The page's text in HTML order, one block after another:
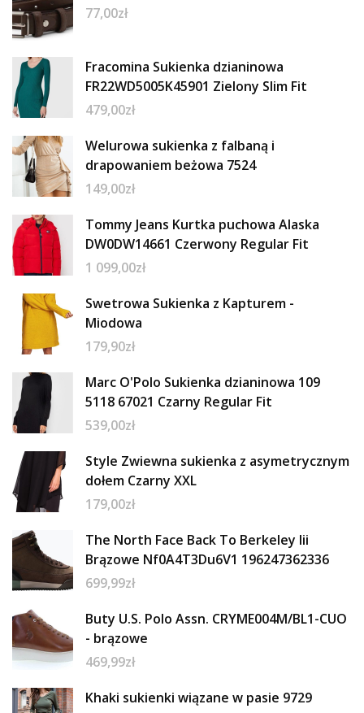
77,00zł
Fracomina Sukienka dzianinowa
FR22WD5005K45901 Zielony Slim Fit
479,00zł
Welurowa sukienka z falbaną i
drapowaniem beżowa 7524
149,00zł
Tommy Jeans Kurtka puchowa Alaska
DW0DW14661 Czerwony Regular Fit
1 099,00zł
Swetrowa Sukienka z Kapturem -
Miodowa
179,90zł
Marc O'Polo Sukienka dzianinowa 109
5118 67021 Czarny Regular Fit
539,00zł
Style Zwiewna sukienka z asymetrycznym
dołem Czarny XXL
179,00zł
The North Face Back To Berkeley Iii
Brązowe Nf0A4T3Du6V1 196247362336
699,99zł
Buty U.S. Polo Assn. CRYME004M/BL1-CUO
- brązowe
469,99zł
Khaki sukienki wiązane w pasie 9729